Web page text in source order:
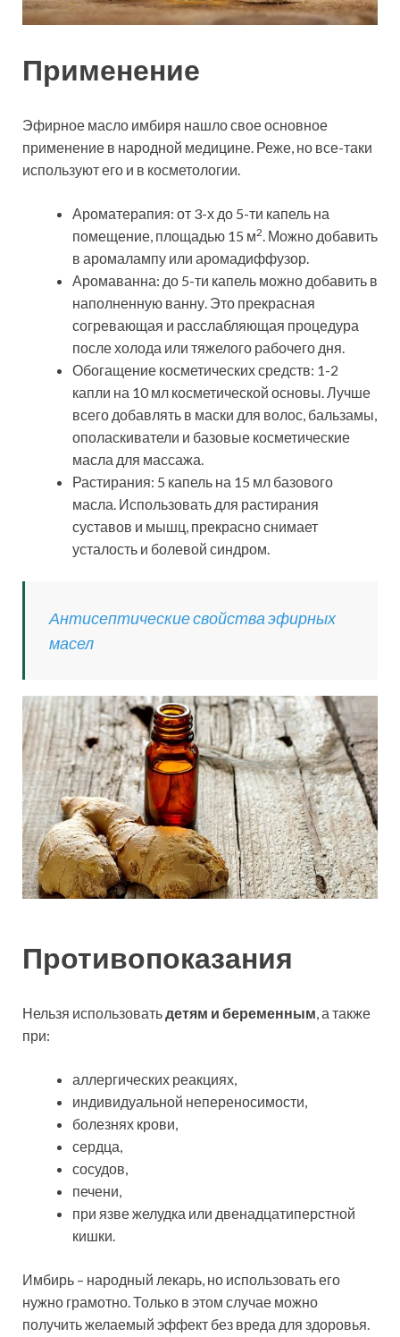
Применение
Эфирное масло имбиря нашло свое основное
применение в народной медицине. Реже, но все-таки
используют его и в косметологии.
Ароматерапия: от 3-х до 5-ти капель на
помещение, площадью 15 м2 . Можно добавить
в аромалампу или аромадиффузор.
Аромаванна: до 5-ти капель можно добавить в
наполненную ванну. Это прекрасная
согревающая и расслабляющая процедура
после холода или тяжелого рабочего дня.
Обогащение косметических средств: 1-2
капли на 10 мл косметической основы. Лучше
всего добавлять в маски для волос, бальзамы,
ополаскиватели и базовые косметические
масла для массажа.
Растирания: 5 капель на 15 мл базового
масла. Использовать для растирания
суставов и мышц, прекрасно снимает
усталость и болевой синдром.
Антисептические свойства эфирных
масел
Противопоказания
Нельзя использовать детям и беременным , а также
при:
аллергических реакциях,
индивидуальной непереносимости,
болезнях крови,
сердца,
сосудов,
печени,
при язве желудка или двенадцатиперстной
кишки.
Имбирь – народный лекарь, но использовать его
нужно грамотно. Только в этом случае можно
получить желаемый эффект без вреда для здоровья.